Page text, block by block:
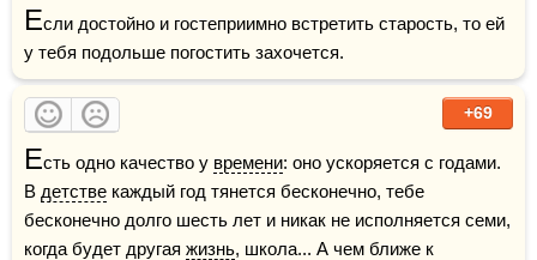
Если достойно и гостеприимно встретить старость, то ей
у тебя подольше погостить захочется.
+69
Есть одно качество у времени: оно ускоряется с годами.
В детстве каждый год тянется бесконечно, тебе
бесконечно долго шесть лет и никак не исполняется семи,
когда будет другая жизнь, школа... А чем ближе к